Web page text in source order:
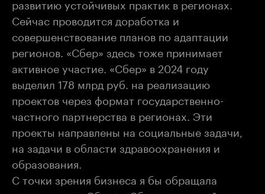
развитию устойчивых практик в регионах.
Сейчас проводится доработка и
совершенствование планов по адаптации
регионов. «Сбер» здесь тоже принимает
активное участие. «Сбер» в 2024 году
выделил 178 млрд руб. на реализацию
проектов через формат государственно-
частного партнерства в регионах. Эти
проекты направлены на социальные задачи,
на задачи в области здравоохранения и
образования.
С точки зрения бизнеса я бы обращала